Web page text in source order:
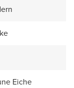
Eiche